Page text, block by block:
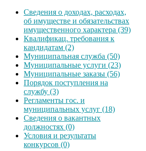
Сведения о доходах, расходах,
об имуществе и обязательствах
имущественного характера (39)
Квалификац. требования к
кандидатам (2)
Муниципальная служба (50)
Муниципальные услуги (23)
Муниципальные заказы (56)
Порядок поступления на
службу (3)
Регламенты гос. и
муниципальных услуг (18)
Сведения о вакантных
должностях (0)
Условия и результаты
конкурсов (0)